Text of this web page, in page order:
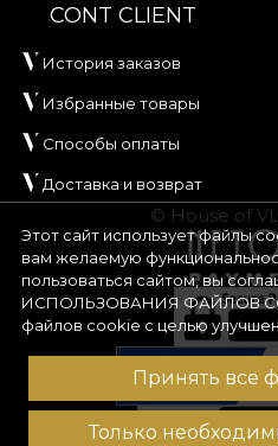
Этот сайт использует файлы
вам желаемую
пользоваться сайтом, вы
ИСПОЛЬЗОВАНИЯ ФАЙЛОВ
файлов cookie с целью
Принять все
Только
CONT CLIENT
История заказов
Избранные товары
Способы оплаты
Доставка и возврат
© House of